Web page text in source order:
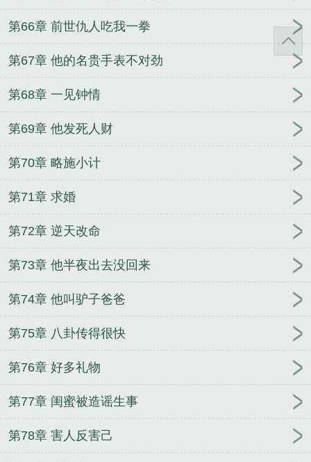
第66章 前世仇人吃我一拳
第67章 他的名贵手表不对劲
第68章 一见钟情
第69章 他发死人财
第70章 略施小计
第71章 求婚
第72章 逆天改命
第73章 他半夜出去没回来
第74章 他叫驴子爸爸
第75章 八卦传得很快
第76章 好多礼物
第77章 闺蜜被造谣生事
第78章 害人反害己